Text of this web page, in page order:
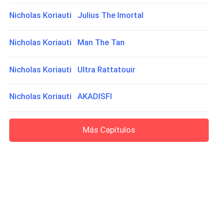
Nicholas Koriauti Julius The Imortal
Nicholas Koriauti Man The Tan
Nicholas Koriauti Ultra Rattatouir
Nicholas Koriauti AKADISFI
Más Capítulos